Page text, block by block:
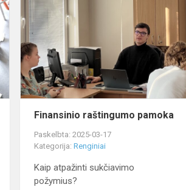
diena!
Finansinio raštingumo pamoka
Paskelbta: 2025-03-17
Kategorija:Renginiai
Kaip atpažinti sukčiavimo
požymius?